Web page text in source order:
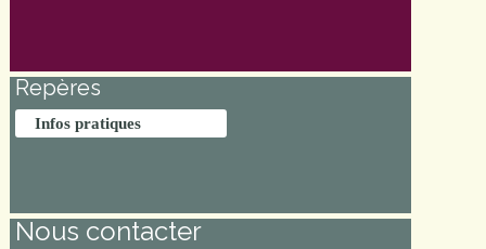
Repères
Infos pratiques
Nous contacter